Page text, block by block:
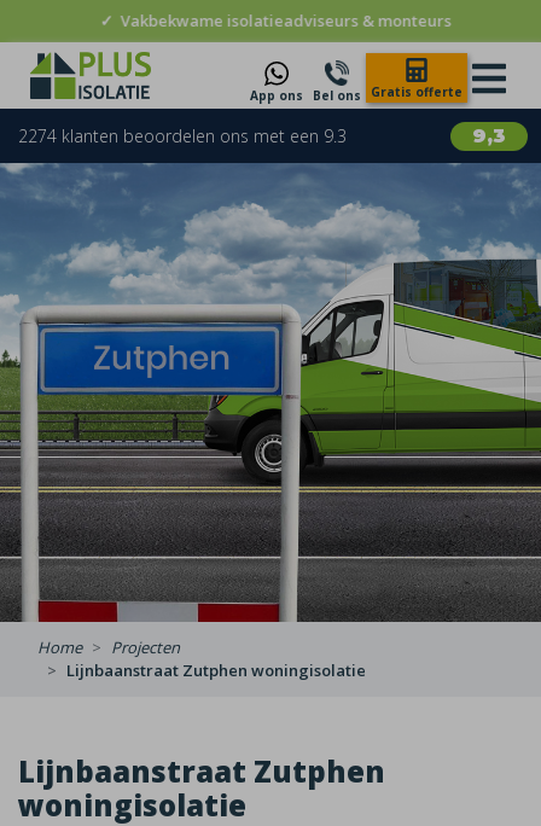
✓ Vakbekwame isolatieadviseurs & monteurs
App ons Bel ons Gratis offerte
9,3
2274 klanten beoordelen ons met een 9.3
Home
Projecten
Lijnbaanstraat Zutphen woningisolatie
Lijnbaanstraat Zutphen
woningisolatie